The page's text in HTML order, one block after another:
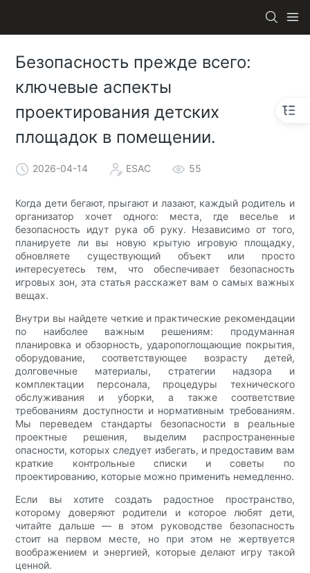
Безопасность прежде всего:
ключевые аспекты
проектирования детских
площадок в помещении.
2026-04-14 ESAC 55
Когда дети бегают, прыгают и лазают, каждый родитель и
организатор хочет одного: места, где веселье и
безопасность идут рука об руку. Независимо от того,
планируете ли вы новую крытую игровую площадку,
обновляете существующий объект или просто
интересуетесь тем, что обеспечивает безопасность
игровых зон, эта статья расскажет вам о самых важных
вещах.
Внутри вы найдете четкие и практические рекомендации
по наиболее важным решениям: продуманная
планировка и обзорность, ударопоглощающие покрытия,
оборудование, соответствующее возрасту детей,
долговечные материалы, стратегии надзора и
комплектации персонала, процедуры технического
обслуживания и уборки, а также соответствие
требованиям доступности и нормативным требованиям.
Мы переведем стандарты безопасности в реальные
проектные решения, выделим распространенные
опасности, которых следует избегать, и предоставим вам
краткие контрольные списки и советы по
проектированию, которые можно применить немедленно.
Если вы хотите создать радостное пространство,
которому доверяют родители и которое любят дети,
читайте дальше — в этом руководстве безопасность
стоит на первом месте, но при этом не жертвуется
воображением и энергией, которые делают игру такой
ценной.